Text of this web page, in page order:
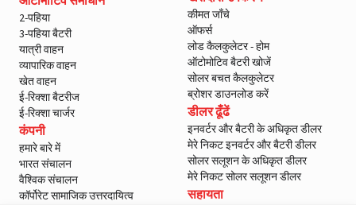
2-पहिया
3-पहिया बैटरी
यात्री वाहन
व्यापारिक वाहन
खेत वाहन
ई-रिक्शा बैटरीज
ई-रिक्शा चार्जर
कंपनी
हमारे बारे में
भारत संचालन
वैश्विक संचालन
कॉर्पोरेट सामाजिक उत्तरदायित्व
कीमत जाँचे
ऑफर्स
लोड कैलकुलेटर - होम
ऑटोमोटिव बैटरी खोजें
सोलर बचत कैलकुलेटर
ब्रोशर डाउनलोड करें
डीलर ढूँढें
इनवर्टर और बैटरी के अधिकृत डीलर
मेरे निकट इनवर्टर और बैटरी डीलर
सोलर सलूशन के अधिकृत डीलर
मेरे निकट सोलर सलूशन डीलर
सहायता